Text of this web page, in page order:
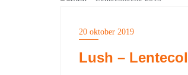
20 oktober 2019
Lush –